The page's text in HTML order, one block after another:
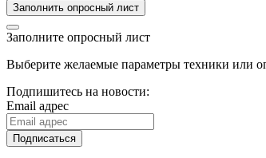
Заполнить опросный лист
Заполните опросный лист
Выберите желаемые параметры техники или
Подпишитесь на новости:
Email адрес
Подписаться